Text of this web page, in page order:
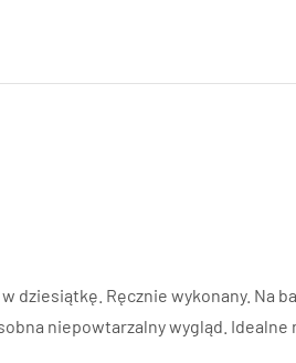
dziesiątkę. Ręcznie wykonany. Na
niepowtarzalny wygląd. Idealne